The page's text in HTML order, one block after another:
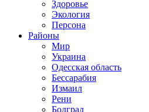
Здоровье
Экология
Персона
Районы
Мир
Украина
Одесская область
Бессарабия
Измаил
Рени
Болград